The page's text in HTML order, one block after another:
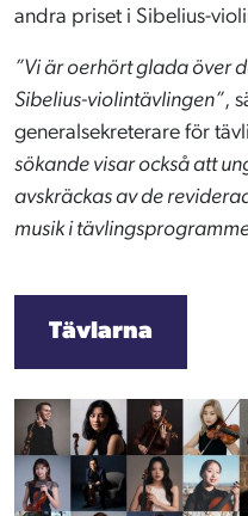
andra priset i Sibelius-
”Vi är oerhört glada över
Sibelius-violintävlingen”,
generalsekreterare för
sökande visar också att
avskräckas av de
musik i
Tävlarna